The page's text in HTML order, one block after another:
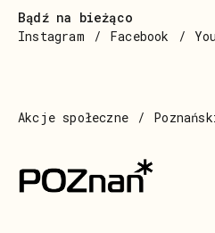
Bądź na bieżąco
Instagram
Facebook
Akcje społeczne